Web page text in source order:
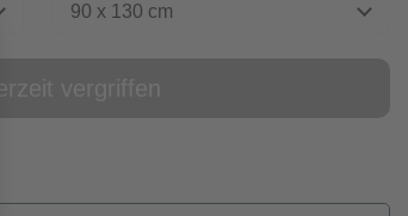
90 x 130 cm